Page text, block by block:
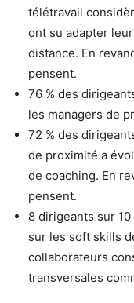
télétravail
ont su adapter
distance. En
pensent.
76 % des
les managers de
72 % des
de proximité a
de coaching. En
pensent.
8 dirigeants sur
sur les soft skills
collaborateurs
transversales